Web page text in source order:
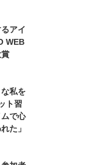
アイ
WEB
私を
ト習
で心
た」